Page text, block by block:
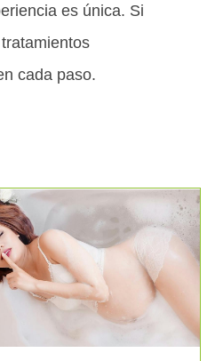
es única. Si
cada paso.